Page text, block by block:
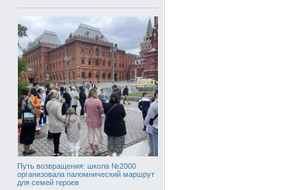
Путь возвращения: школа №2000
организовала паломнический маршрут
для семей героев